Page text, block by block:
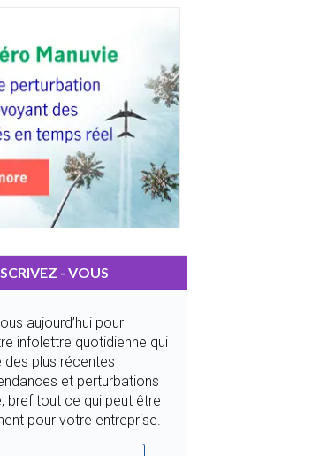
- VOUS
aujourd’hui pour
infolettre quotidienne qui
des plus récentes
et perturbations
bref tout ce qui peut être
pour votre entreprise.